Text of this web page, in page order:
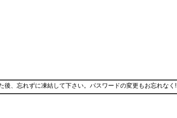
、忘れずに凍結して下さい。パスワードの変更もお忘れなく!